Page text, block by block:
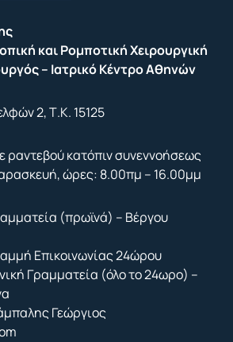
και Ρομποτική Χειρουργική
– Ιατρικό Κέντρο Αθηνών
2, Τ.Κ. 15125
ραντεβού κατόπιν συνεννοήσεως
ώρες: 8.00πμ – 16.00μμ
(πρωϊνά) – Βέργου
Επικοινωνίας 24ώρου
Γραμματεία (όλο το 24ωρο) –
Γεώργιος